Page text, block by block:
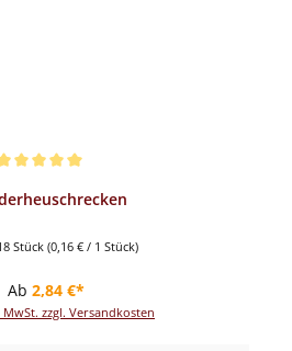
Stück (0,16 € / 1 Stück)
Regulärer Preis:
Ab 2,84 €*
zzgl. Versandkosten